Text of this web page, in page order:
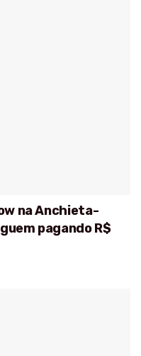
na Anchieta-
pagando R$